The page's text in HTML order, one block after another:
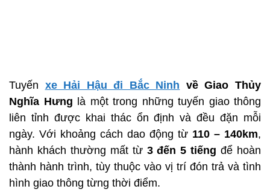
Tuyến xe Hải Hậu đi Bắc Ninh về Giao Thủy
Nghĩa Hưng là một trong những tuyến giao thông
liên tỉnh được khai thác ổn định và đều đặn mỗi
ngày. Với khoảng cách dao động từ 110 – 140km,
hành khách thường mất từ 3 đến 5 tiếng để hoàn
thành hành trình, tùy thuộc vào vị trí đón trả và tình
hình giao thông từng thời điểm.